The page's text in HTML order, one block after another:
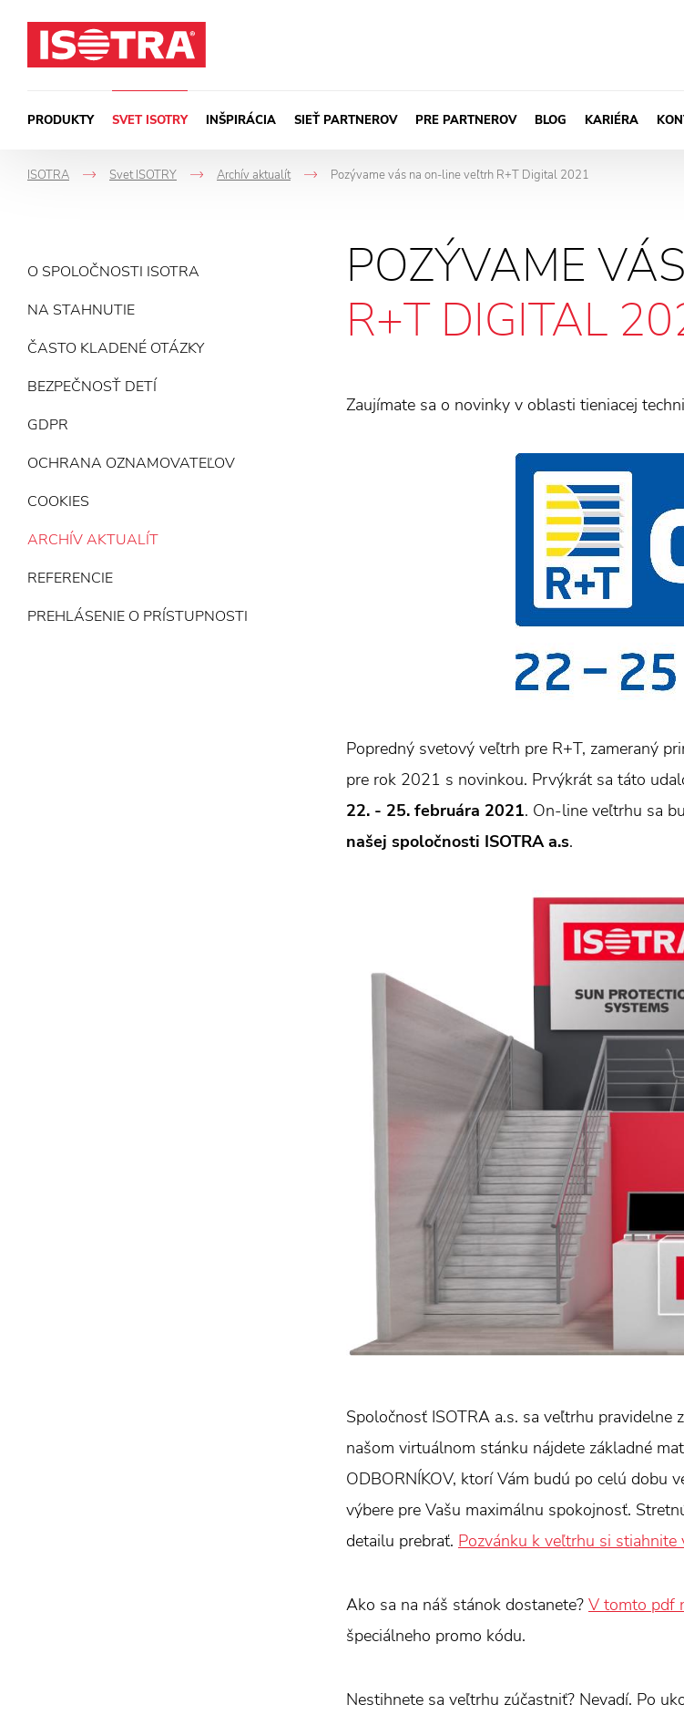
PRODUKTY SVET ISOTRY INŠPIRÁCIA SIEŤ PARTNEROV PRE PARTNEROV BLOG KARIÉRA
ISOTRA
->
Svet ISOTRY
->
Archív aktualít Pozývame vás na on-line veľtrh R+T Digital 2021
O SPOLOČNOSTI ISOTRA
NA STAHNUTIE
ČASTO KLADENÉ OTÁZKY
BEZPEČNOSŤ DETÍ
GDPR
OCHRANA OZNAMOVATEĽOV
COOKIES
ARCHÍV AKTUALÍT
REFERENCIE
PREHLÁSENIE O PRÍSTUPNOSTI
POZÝVAME
R+T DIGITAL
Zaujímate sa o novinky v oblasti tieniacej
Popredný svetový veľtrh pre R+T, zameraný
pre rok 2021 s novinkou. Prvýkrát sa táto
22. - 25. februára 2021. On-line veľtrhu sa
našej spoločnosti ISOTRA a.s.
Spoločnosť ISOTRA a.s. sa veľtrhu
našom virtuálnom stánku nájdete základné
ODBORNÍKOV, ktorí Vám budú po celú dobu
výbere pre Vašu maximálnu spokojnosť.
detailu prebrať. Pozvánku k veľtrhu si
Ako sa na náš stánok dostanete? V tomto pdf
špeciálneho promo kódu.
Nestihnete sa veľtrhu zúčastniť? Nevadí. Po